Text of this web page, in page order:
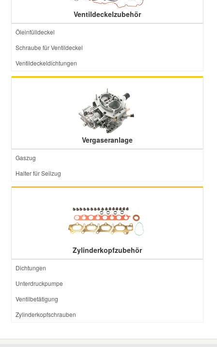
Ventildeckelzubehör
Öleinfülldeckel
Schraube für Ventildeckel
Ventildeckeldichtungen
Vergaseranlage
Gaszug
Halter für Seilzug
Zylinderkopfzubehör
Dichtungen
Unterdruckpumpe
Ventilbetätigung
Zylinderkopfschrauben